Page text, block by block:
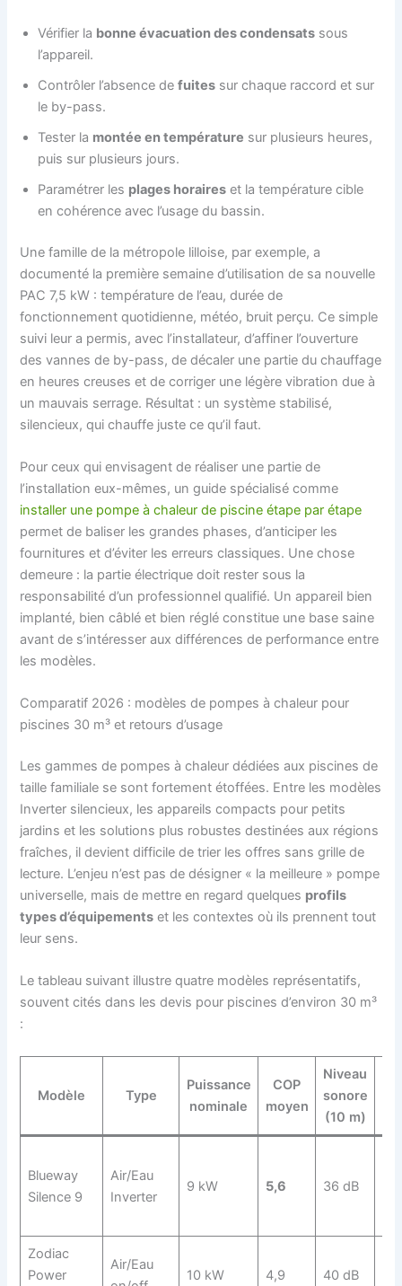
Vérifier la bonne évacuation des condensats sous
l’appareil.
Contrôler l’absence defuites sur chaque raccord et sur
le by-pass.
Tester la montée en température sur plusieurs heures,
puis sur plusieurs jours.
Paramétrer les plages horaires et la température cible
en cohérence avec l’usage du bassin.
Une famille de la métropole lilloise, par exemple, a
documenté la première semaine d’utilisation de sa nouvelle
PAC 7,5 kW : température de l’eau, durée de
fonctionnement quotidienne, météo, bruit perçu. Ce simple
suivi leur a permis, avec l’installateur, d’affiner l’ouverture
des vannes de by-pass, de décaler une partie du chauffage
en heures creuses et de corriger une légère vibration due à
un mauvais serrage. Résultat : un système stabilisé,
silencieux, qui chauffe juste ce qu’il faut.
Pour ceux qui envisagent de réaliser une partie de
l’installation eux-mêmes, un guide spécialisé comme
installer une pompe à chaleur de piscine étape par étape
permet de baliser les grandes phases, d’anticiper les
fournitures et d’éviter les erreurs classiques. Une chose
demeure : la partie électrique doit rester sous la
responsabilité d’un professionnel qualifié. Un appareil bien
implanté, bien câblé et bien réglé constitue une base saine
avant de s’intéresser aux différences de performance entre
les modèles.
Comparatif 2026 : modèles de pompes à chaleur pour
piscines 30 m³ et retours d’usage
Les gammes de pompes à chaleur dédiées aux piscines de
taille familiale se sont fortement étoffées. Entre les modèles
Inverter silencieux, les appareils compacts pour petits
jardins et les solutions plus robustes destinées aux régions
fraîches, il devient difficile de trier les offres sans grille de
lecture. L’enjeu n’est pas de désigner « la meilleure » pompe
universelle, mais de mettre en regard quelques profils
types d’équipements et les contextes où ils prennent tout
leur sens.
Le tableau suivant illustre quatre modèles représentatifs,
souvent cités dans les devis pour piscines d’environ 30 m³
:
Modèle Type
Puissance
nominale
COP
moyen
Niveau
sonore
(10 m)
Blueway
Silence 9
Air/Eau
Inverter
9 kW 5,6 36 dB
Zodiac
Power
Air/Eau
10 kW 4,9 40 dB